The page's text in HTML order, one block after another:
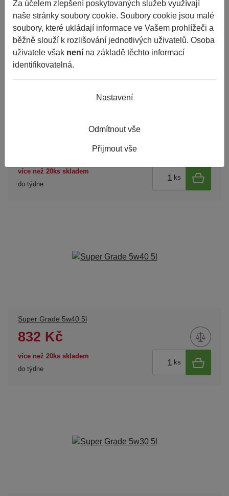
Super Grade 5w40 PD 505.01 5l
více než 20ks skladem
do týdne
ks
Super Grade 5w40 5l
832 Kč
více než 20ks skladem
do týdne
ks
Za účelem zlepšení poskytovaných služeb využívají
naše stránky soubory cookie. Soubory cookie jsou malé
soubory, které ukládají informace ve Vašem prohlížeči a
běžně slouží k rozlišování jednotlivých uživatelů. Osoba
uživatele však není na základě těchto informací
identifikovatelná.
Nastavení
Odmítnout vše
Přijmout vše